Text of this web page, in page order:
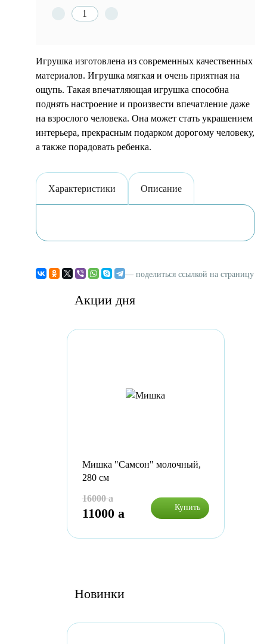
Игрушка изготовлена из современных качественных
материалов. Игрушка мягкая и очень приятная на
ощупь. Такая впечатляющая игрушка способна
поднять настроение и произвести впечатление даже
на взрослого человека. Она может стать украшением
интерьера, прекрасным подарком дорогому человеку,
а также порадовать ребенка.
Характеристики Описание
— поделиться ссылкой на страницу
Акции дня
Мишка "Самсон" молочный,
280 см
16000a
11000 a Купить
Новинки